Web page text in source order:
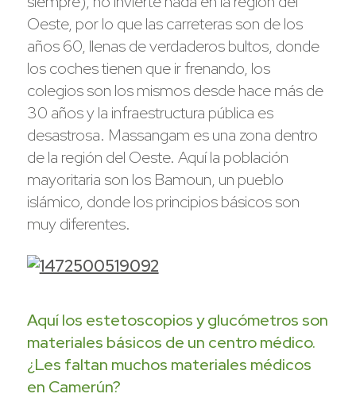
Oeste, por lo que las carreteras son de los
años 60, llenas de verdaderos bultos, donde
los coches tienen que ir frenando, los
colegios son los mismos desde hace más de
30 años y la infraestructura pública es
desastrosa. Massangam es una zona dentro
de la región del Oeste. Aquí la población
mayoritaria son los Bamoun, un pueblo
islámico, donde los principios básicos son
muy diferentes.
Aquí los estetoscopios y glucómetros son
materiales básicos de un centro médico.
¿Les faltan muchos materiales médicos
en Camerún?